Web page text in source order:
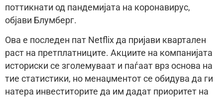
поттикнати од пандемијата на коронавирус,
објави Блумберг.
Ова е последен пат Netflix да пријави квартален
раст на претплатниците. Акциите на компанијата
историски се зголемуваат и паѓаат врз основа на
тие статистики, но менаџментот се обидува да ги
натера инвеститорите да им дадат приоритет на